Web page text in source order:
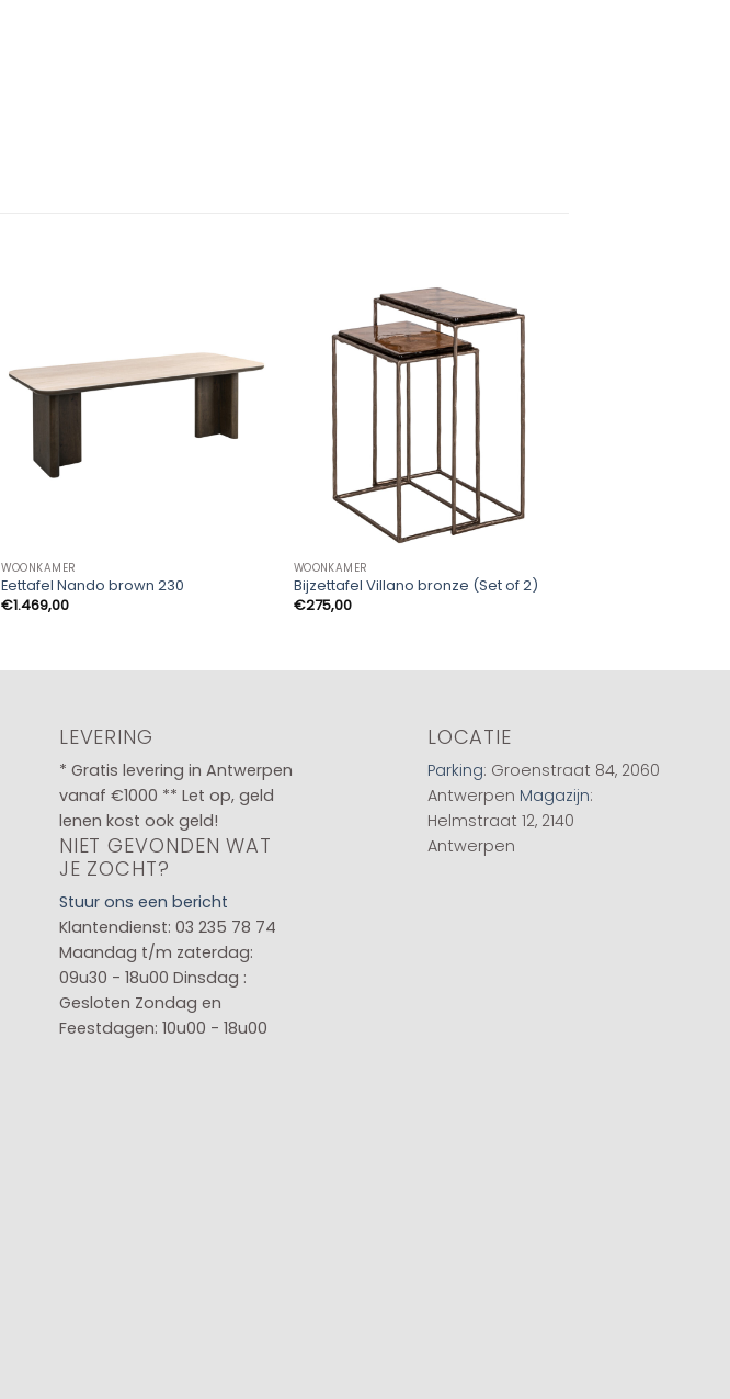
WOONKAMER
Eettafel Nando brown 230
€1.469,00
WOONKAMER
Bijzettafel Villano bronze (Set of 2)
€275,00
LEVERING
* Gratis levering in Antwerpen
vanaf €1000 ** Let op, geld
lenen kost ook geld!
NIET GEVONDEN WAT
JE ZOCHT?
Stuur ons een bericht
Klantendienst: 03 235 78 74
Maandag t/m zaterdag:
09u30 - 18u00 Dinsdag :
Gesloten Zondag en
Feestdagen: 10u00 - 18u00
LOCATIE
Parking: Groenstraat 84, 2060
Antwerpen Magazijn:
Helmstraat 12, 2140
Antwerpen